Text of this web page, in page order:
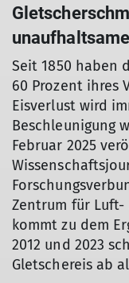
Seit 1850 haben
60 Prozent ihres
Eisverlust wird
Beschleunigung
Februar 2025
Zentrum für
kommt zu dem
2012 und 2023
Gletschereis ab